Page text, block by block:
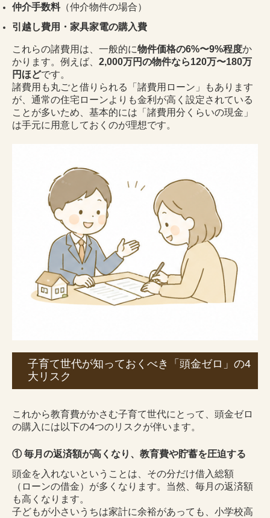
仲介手数料（仲介物件の場合）
引越し費用・家具家電の購入費
これらの諸費用は、一般的に物件価格の6%〜9%程度か
かります。例えば、 2,000万円の物件なら120万〜180万
円ほどです。
諸費用も丸ごと借りられる「諸費用ローン」もあります
が、通常の住宅ローンよりも金利が高く設定されている
ことが多いため、基本的には「諸費用分くらいの現金」
は手元に用意しておくのが理想です。
子育て世代が知っておくべき「頭金ゼロ」の4
大リスク
これから教育費がかさむ子育て世代にとって、頭金ゼロ
の購入には以下の4つのリスクが伴います。
① 毎月の返済額が高くなり、教育費や貯蓄を圧迫する
頭金を入れないということは、その分だけ借入総額
（ローンの借金）が多くなります。当然、毎月の返済額
も高くなります。
子どもが小さいうちは家計に余裕があっても、小学校高